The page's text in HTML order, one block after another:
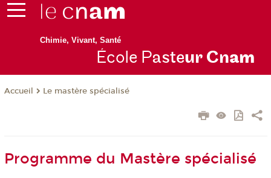
Chimie, Vivant, Santé
École Pasteur Cnam
Accueil Le mastère spécialisé
Programme du Mastère spécialisé